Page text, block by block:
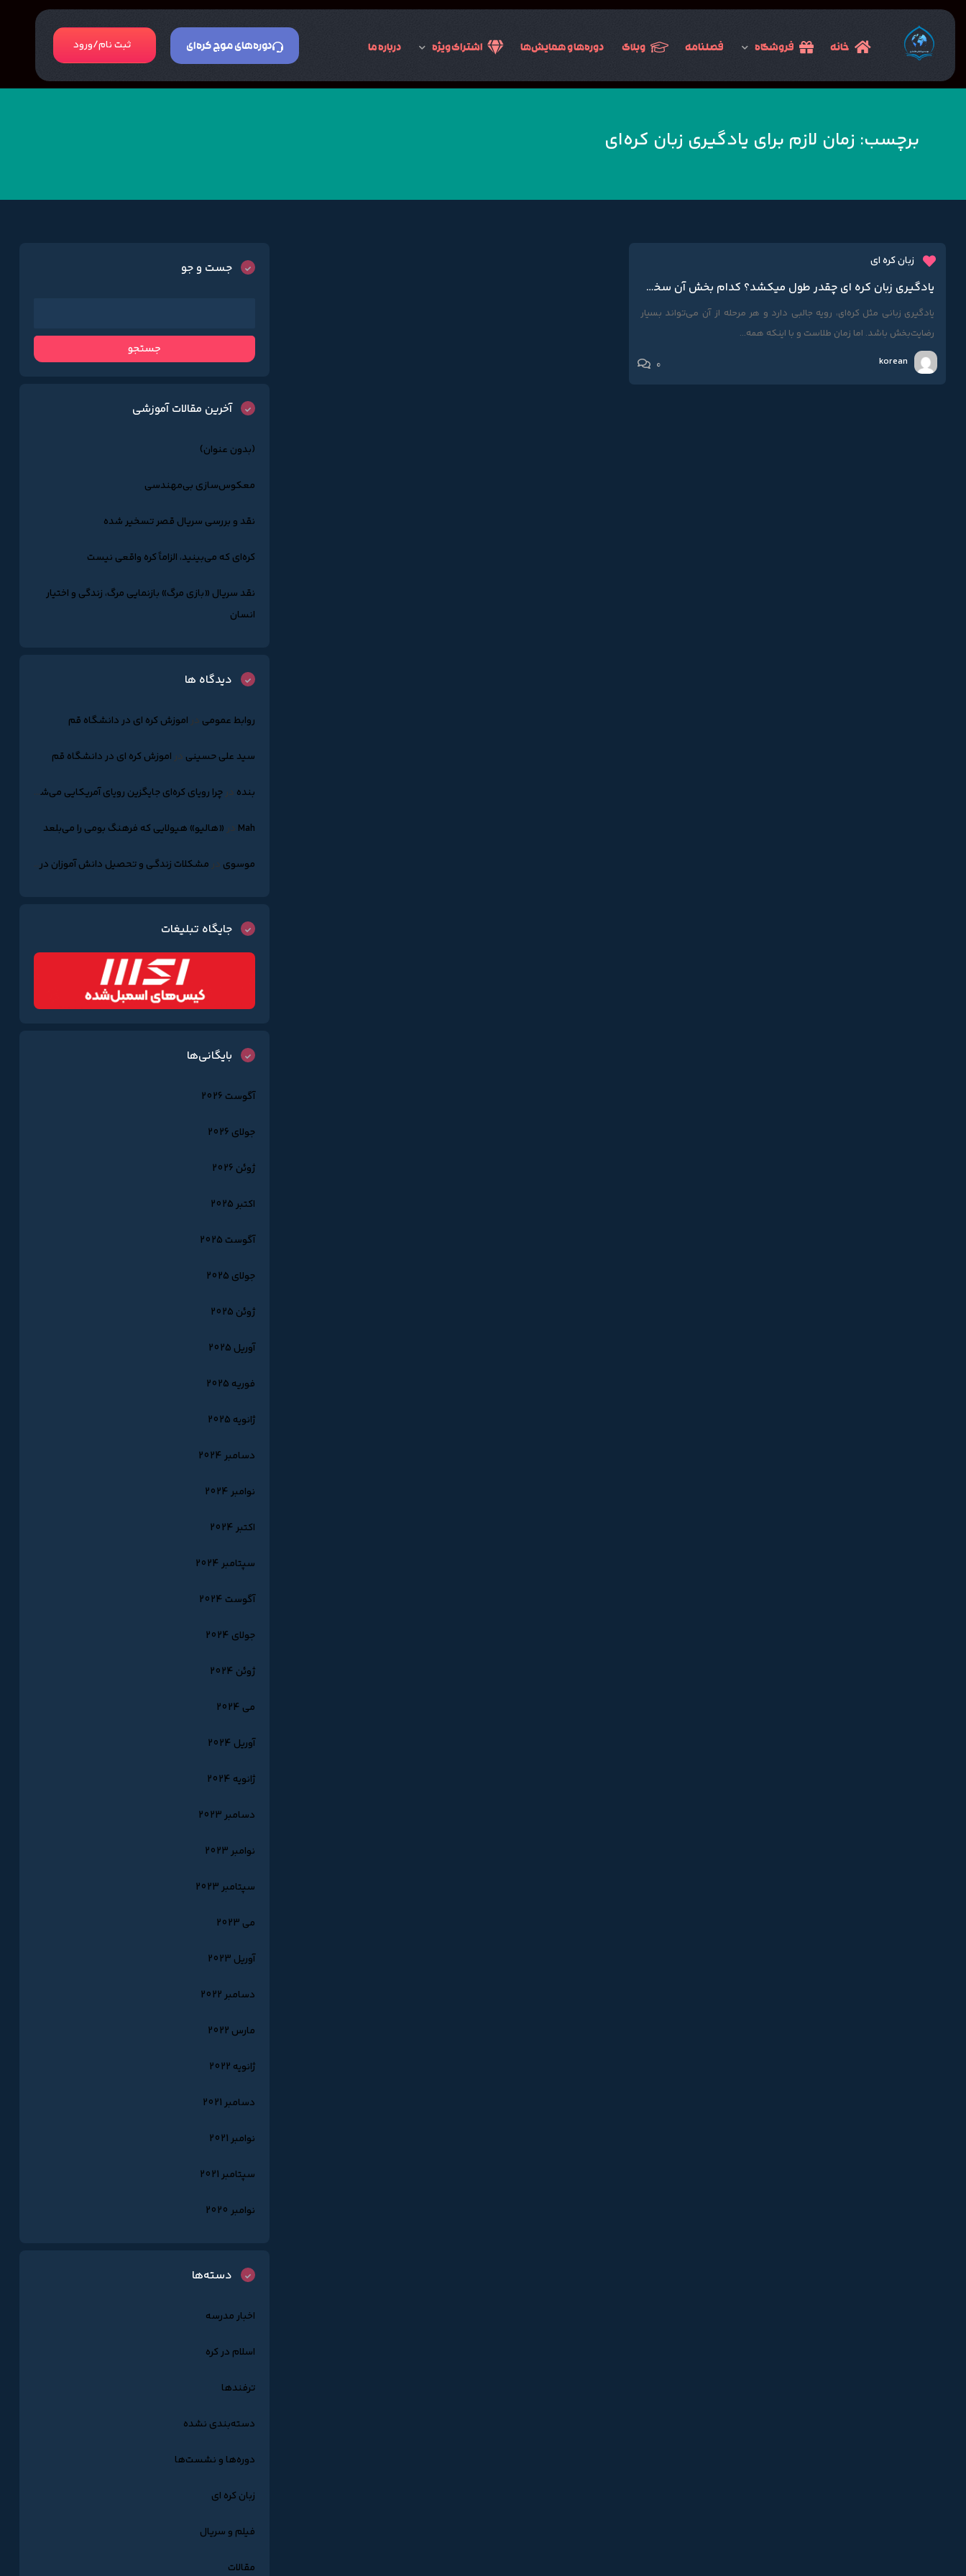
خانه فروشگاه فصلنامه وبلاگ دوره‌ها و همایش‌ها اشتراک ویژه درباره ما دوره‌های موج کره‌ای ثبت نام/ورود
برچسب: زمان لازم برای یادگیری زبان کره‌ای
زبان کره ای
یادگیری زبان کره ای چقدر طول میکشد؟ کدام بخش آن سخت تر است؟
یادگیری زبانی مثل کره‌ای، رویه جالبی دارد و هر مرحله از آن می‌تواند بسیار
رضایت‌بخش باشد. اما زمان طلاست و با اینکه همه...
korean
0
جست و جو
آخرین مقالات آموزشی
(بدون عنوان)
معکوس‌سازی بی‌مهندسی
نقد و بررسی سریال قصر تسخیر شده
کره‌ای که می‌بینید، الزاماً کره واقعی نیست
نقد سریال «بازی مرگ» بازنمایی مرگ، زندگی و اختیار
انسان
دیدگاه ها
روابط عمومی دراموزش کره ای در دانشگاه قم
سید علی حسینی دراموزش کره ای در دانشگاه قم
بنده درچرا رویای کره‌ای جایگزین رویای آمریکایی می‌شود؟
Mah در«هالیو» هیولایی که فرهنگ بومی را می‌بلعد
موسوی درمشکلات زندگـی و تحصیل دانش آموزان درکره جنوبـی
جایگاه تبلیغات
بایگانی‌ها
آگوست 2026
جولای 2026
ژوئن 2026
اکتبر 2025
آگوست 2025
جولای 2025
ژوئن 2025
آوریل 2025
فوریه 2025
ژانویه 2025
دسامبر 2024
نوامبر 2024
اکتبر 2024
سپتامبر 2024
آگوست 2024
جولای 2024
ژوئن 2024
می 2024
آوریل 2024
ژانویه 2024
دسامبر 2023
نوامبر 2023
سپتامبر 2023
می 2023
آوریل 2023
دسامبر 2022
مارس 2022
ژانویه 2022
دسامبر 2021
نوامبر 2021
سپتامبر 2021
نوامبر 2020
دسته‌ها
اخبار مدرسه
اسلام در کره
ترفندها
دسته‌بندی نشده
دوره‌ها و نشست‌ها
زبان کره ای
فیلم و سریال
مقالات